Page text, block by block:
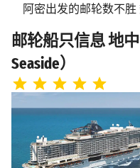
阿密出发的邮轮数不胜
与伦比 的价格预订您
佛罗里达州的蓝天、热
让这座俯瞰大西洋的多
年还吸引了来自世界各
此，迈阿密水族馆嬉
的热带鸟类也体现了
邮轮船只信息 地
Seaside）